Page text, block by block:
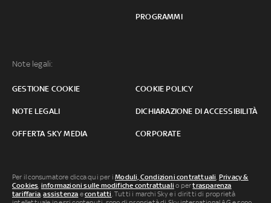
PROGRAMMI
Note legali:
GESTIONE COOKIE COOKIE POLICY
NOTE LEGALI DICHIARAZIONE DI ACCESSIBILITÀ
OFFERTA SKY MEDIA CORPORATE
Per il consumatore clicca qui per iModuli, Condizioni contrattuali, Privacy &
Cookies, informazioni sulle modifiche contrattuali o pertrasparenza
tariffaria,assistenza econtatti. Tutti i marchi Sky e i diritti di proprietà